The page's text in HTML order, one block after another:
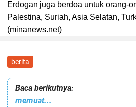
Erdogan juga berdoa untuk orang-
Palestina, Suriah, Asia Selatan,
(minanews.net)
berita
Baca berikutnya:
memuat...